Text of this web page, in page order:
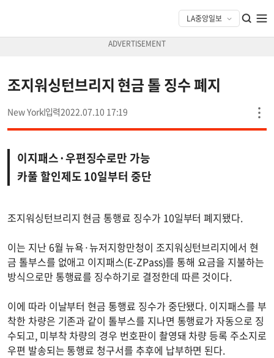
조지워싱턴브리지 현금 톨 징수 폐지
New York 2022.07.10 17:19
이지패스·우편징수로만 가능
카풀 할인제도 10일부터 중단
조지워싱턴브리지 현금 통행료 징수가 10일부터 폐지됐다.
이는 지난 6월 뉴욕·뉴저지항만청이 조지워싱턴브리지에서 현
금 톨부스를 없애고 이지패스(E-ZPass)를 통해 요금을 지불하는
방식으로만 통행료를 징수하기로 결정한데 따른 것이다.
이에 따라 이날부터 현금 통행료 징수가 중단됐다. 이지패스를 부
착한 차량은 기존과 같이 톨부스를 지나면 통행료가 자동으로 징
수되고, 미부착 차량의 경우 번호판이 촬영돼 차량 등록 주소지로
우편 발송되는 통행료 청구서를 추후에 납부하면 된다.